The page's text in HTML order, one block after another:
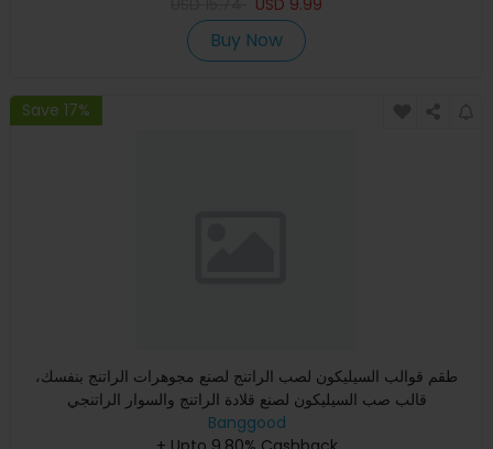
USD 9.99
Buy Now
Save 17%
طقم قوالب السيليكون لصب الراتنج لصنع مجوهرات الراتنج بنفسك،
قالب صب السيليكون لصنع قلادة الراتنج والسوار الراتنجي
Banggood